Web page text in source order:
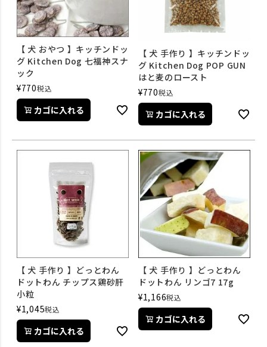
【 犬 おやつ 】キッチンドッ
グ Kitchen Dog 七福神スナ
ック
¥770税込
カゴに入れる
【 犬 手作り 】キッチンドッ
グ Kitchen Dog POP GUN
はと麦のロースト
¥770税込
カゴに入れる
【 犬 手作り 】どっとわん
ドットわん チップス鶏砂肝
小粒
¥1,045税込
カゴに入れる
【 犬 手作り 】どっとわん
ドットわん リンゴ7 17g
¥1,166税込
カゴに入れる